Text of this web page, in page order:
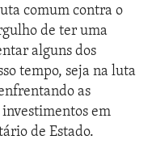
comum contra o
de ter uma
alguns dos
tempo, seja na luta
as
em
de Estado.